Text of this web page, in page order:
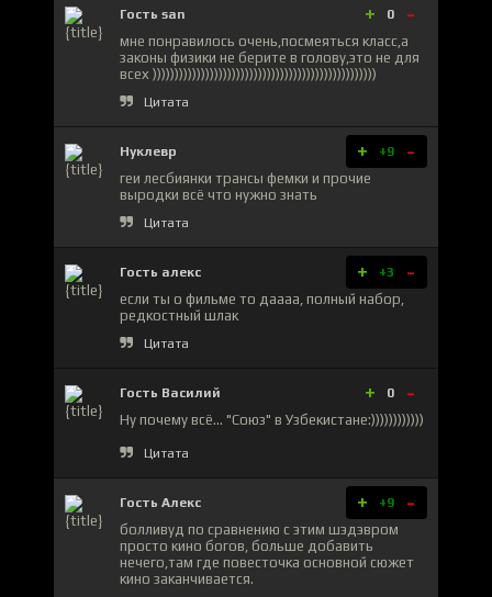
Гость san + 0 -
мне понравилось очень,посмеяться класс,а
законы физики не берите в голову,это не для
всех )))))))))))))))))))))))))))))))))))))))))))))))))))
Цитата
Нуклевр + +9 -
геи лесбиянки трансы фемки и прочие
выродки всё что нужно знать
Цитата
Гость алекс + +3 -
если ты о фильме то даааа, полный набор,
редкостный шлак
Цитата
Гость Василий + 0 -
Ну почему всё... "Союз" в Узбекистане:))))))))))))
Цитата
Гость Алекс + +9 -
болливуд по сравнению с этим шэдэвром
просто кино богов, больше добавить
нечего,там где повесточка основной сюжет
кино заканчивается.